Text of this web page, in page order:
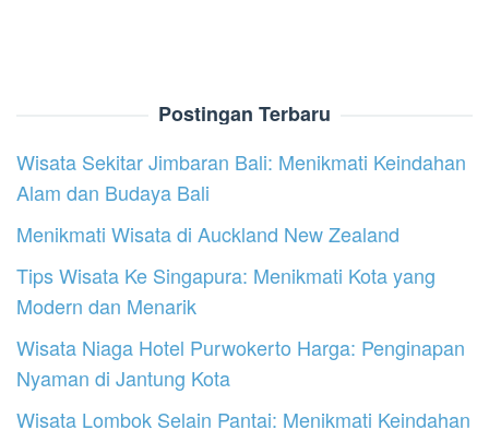
Postingan Terbaru
Wisata Sekitar Jimbaran Bali: Menikmati Keindahan
Alam dan Budaya Bali
Menikmati Wisata di Auckland New Zealand
Tips Wisata Ke Singapura: Menikmati Kota yang
Modern dan Menarik
Wisata Niaga Hotel Purwokerto Harga: Penginapan
Nyaman di Jantung Kota
Wisata Lombok Selain Pantai: Menikmati Keindahan